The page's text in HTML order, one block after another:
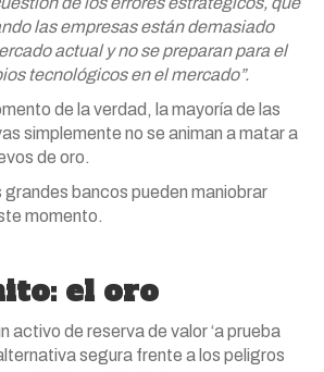
las empresas están demasiado
actual y no se preparan para el
tecnológicos en el mercado”.
de la verdad, la mayoría de las
simplemente no se animan a matar a
de oro.
grandes bancos pueden maniobrar
momento.
el oro
activo de reserva de valor ‘a prueba
segura frente a los peligros